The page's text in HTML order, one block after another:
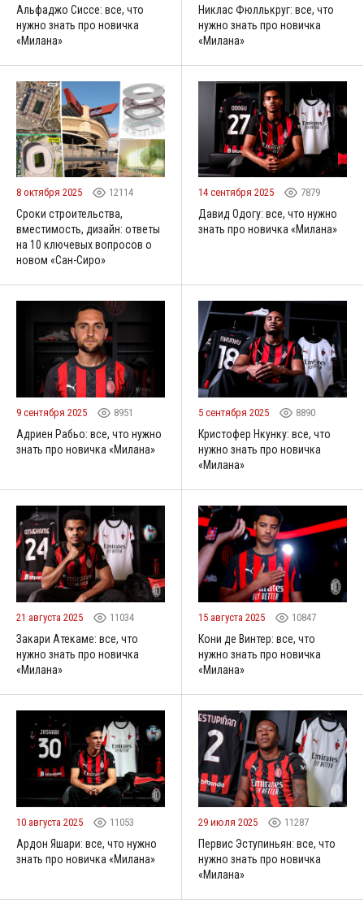
Альфаджо Сиссе: все, что
нужно знать про новичка
«Милана»
Никлас Фюллькруг: все, что
нужно знать про новичка
«Милана»
8 октября 2025 12114
Сроки строительства,
вместимость, дизайн: ответы
на 10 ключевых вопросов о
новом «Сан-Сиро»
14 сентября 2025 7879
Давид Одогу: все, что нужно
знать про новичка «Милана»
9 сентября 2025 8951
Адриен Рабьо: все, что нужно
знать про новичка «Милана»
5 сентября 2025 8890
Кристофер Нкунку: все, что
нужно знать про новичка
«Милана»
21 августа 2025 11034
Закари Атекаме: все, что
нужно знать про новичка
«Милана»
15 августа 2025 10847
Кони де Винтер: все, что
нужно знать про новичка
«Милана»
10 августа 2025 11053
Ардон Яшари: все, что нужно
знать про новичка «Милана»
29 июля 2025 11287
Первис Эступиньян: все, что
нужно знать про новичка
«Милана»